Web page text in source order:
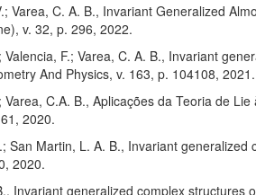
Varea, C. A. B., Invariant Generalized
v. 32, p. 296, 2022.
Valencia, F.; Varea, C. A. B., Invariant
And Physics, v. 163, p. 104108, 2021.
Varea, C.A. B., Aplicações da Teoria de
2020.
San Martin, L. A. B., Invariant
2020.
Invariant generalized complex